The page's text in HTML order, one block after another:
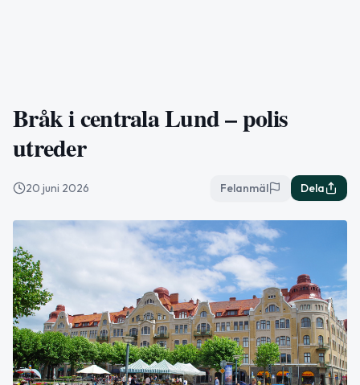
Bråk i centrala Lund – polis
utreder
20 juni 2026 Felanmäl Dela